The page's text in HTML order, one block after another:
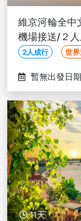
維京河輪全中
機場接送/２人
2人成行 世
暫無出發日期
11天